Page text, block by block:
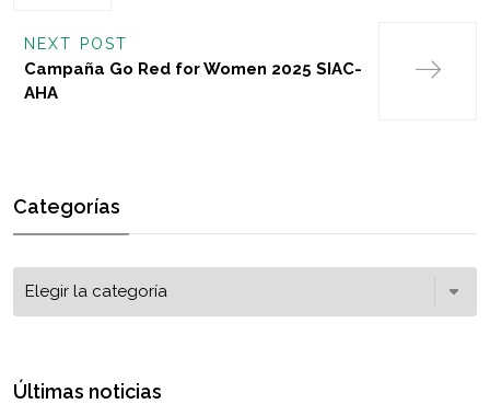
NEXT POST
Campaña Go Red for Women 2025 SIAC-
AHA
Categorías
Últimas noticias